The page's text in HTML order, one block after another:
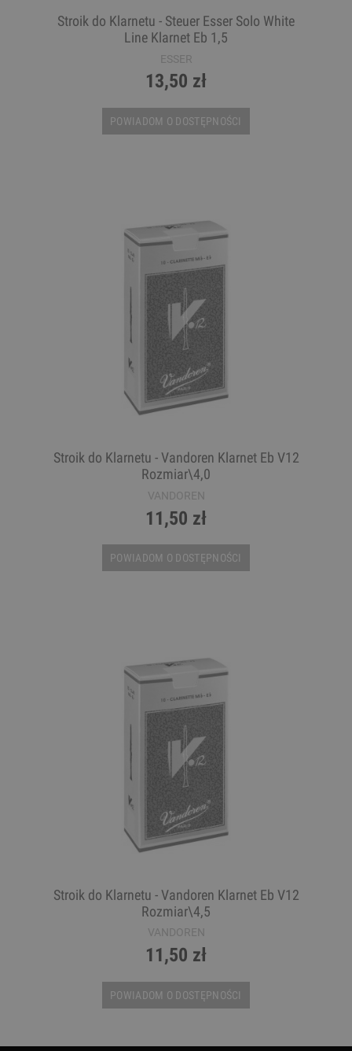
Stroik do Klarnetu - Steuer Esser Solo White
Line Klarnet Eb 1,5
ESSER
13,50 zł
POWIADOM O DOSTĘPNOŚCI
Stroik do Klarnetu - Vandoren Klarnet Eb V12
Rozmiar\4,0
VANDOREN
11,50 zł
POWIADOM O DOSTĘPNOŚCI
Stroik do Klarnetu - Vandoren Klarnet Eb V12
Rozmiar\4,5
VANDOREN
11,50 zł
POWIADOM O DOSTĘPNOŚCI